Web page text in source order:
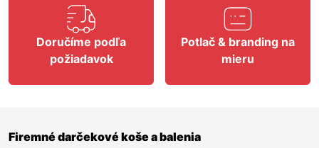
Doručíme podľa
požiadavok
Potlač & branding na
mieru
Firemné darčekové koše a balenia